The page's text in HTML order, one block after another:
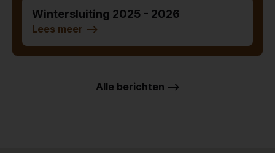
Wintersluiting 2025 - 2026
Lees meer -->
Alle berichten -->